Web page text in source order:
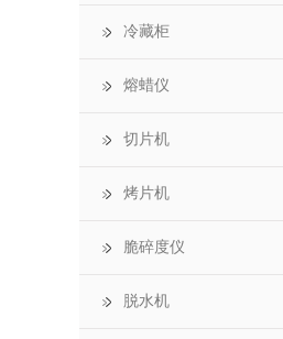
冷藏柜
熔蜡仪
切片机
烤片机
脆碎度仪
脱水机